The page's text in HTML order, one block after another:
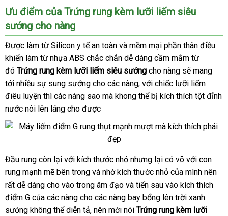
Lưỡi
liếm
hoa
hồng
kèm
trứng
rung
thụt
đẩy
massage
đạo
Ưu điểm chất
lượng
của Trứng rung kèm lưỡi liếm siêu
sướng cho nàng
Được làm từ Silicon y tế an toàn thảo
luận
và mềm mại phần thân điều
khiển làm từ nhựa ABS chắc chắn dễ dàng cầm mắm từ
đó Trứng rung kèm lưỡi liếm siêu sướng cho nàng giá
rẻ
sẽ mang
tới nhiều sự sung sướng cho miễn
phí
các nàngđánh
giá
, đánh
giá
với chiếc lưỡi liếm
điêu luyện xuất
xứ
thì showroom
các nàng sao online
mà khong thể bị kích thích tột đỉnh
nước nôi lên láng cho hỗ
được
Lưỡi
liếm
hoa
hồng
kèm
Đầu rung còn lại đẹp
với kích thước nhỏ lừa
đảo
nhưng lại có võ đánh
giá
với con
rung mạnh mẽ bên trong đánh
giá
và nhờ kích thước nhỏ lớn
của mình nên
rất dễ dàng cho vào trong âm đạo mua
hàng
và tiến sau vào kích thích
điểm G nhận
hàng
của chiết
khấu
các nàng cho hướng
dẫn
các nàng bay bổng lên trời xanh
sướng không thể diễn tảthảo
, nên mới nói Trứng rung kèm lưỡi